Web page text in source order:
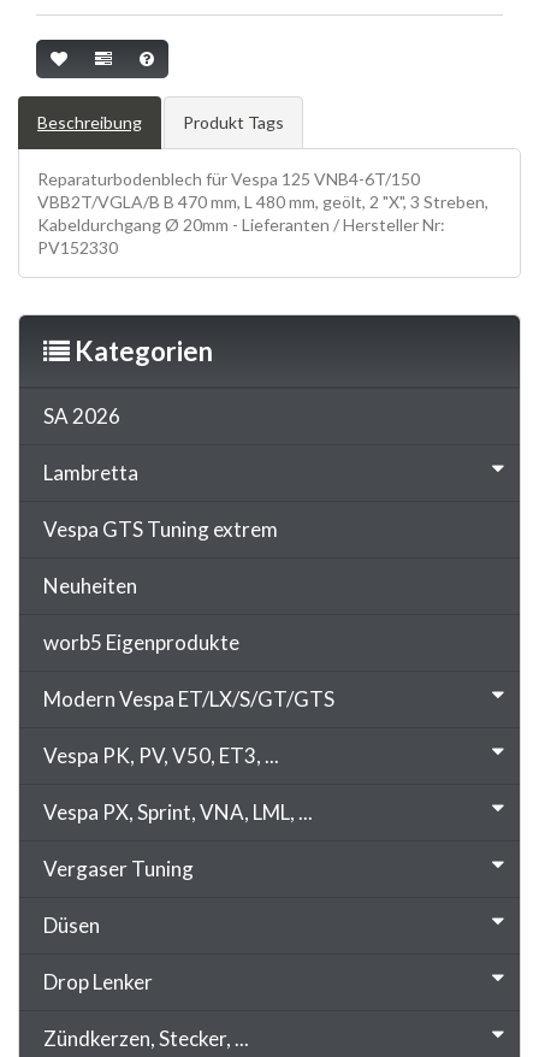
Beschreibung Produkt Tags
Reparaturbodenblech für Vespa 125 VNB4-6T/150
VBB2T/VGLA/B B 470 mm, L 480 mm, geölt, 2 "X", 3 Streben,
Kabeldurchgang Ø 20mm - Lieferanten / Hersteller Nr:
PV152330
Kategorien
SA 2026
Lambretta
Vespa GTS Tuning extrem
Neuheiten
worb5 Eigenprodukte
Modern Vespa ET/LX/S/GT/GTS
Vespa PK, PV, V50, ET3, ...
Vespa PX, Sprint, VNA, LML, ...
Vergaser Tuning
Düsen
Drop Lenker
Zündkerzen, Stecker, ...